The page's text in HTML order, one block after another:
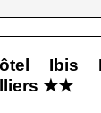
Ibis
★★